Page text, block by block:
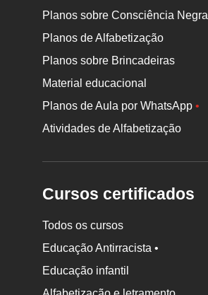
Planos sobre Consciência Negra
Planos de Alfabetização
Planos sobre Brincadeiras
Material educacional
Planos de Aula por WhatsApp•
Atividades de Alfabetização
Cursos certificados
Todos os cursos
Educação Antirracista •
Educação infantil